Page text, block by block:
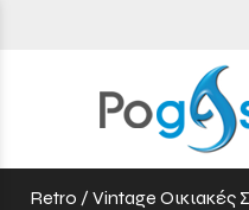
Retro / Vintage Οικιακές